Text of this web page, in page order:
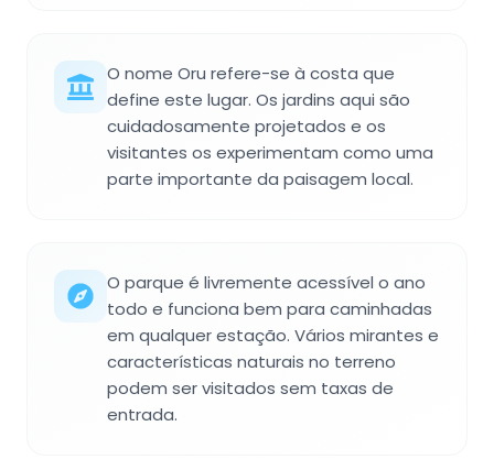
O nome Oru refere-se à costa que
define este lugar. Os jardins aqui são
cuidadosamente projetados e os
visitantes os experimentam como uma
parte importante da paisagem local.
O parque é livremente acessível o ano
todo e funciona bem para caminhadas
em qualquer estação. Vários mirantes e
características naturais no terreno
podem ser visitados sem taxas de
entrada.